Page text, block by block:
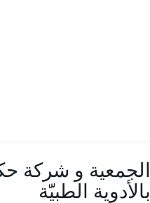
الجمعية و شركة
بالأدوية الطبيّة